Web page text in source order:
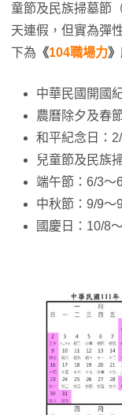
童節及民族掃墓節
天連假，但實為彈
下為 《104職場力》
中華民國開國
農曆除夕及春
和平紀念日：
兒童節及民族
端午節：6/3～
中秋節：9/9～
國慶日：10/8